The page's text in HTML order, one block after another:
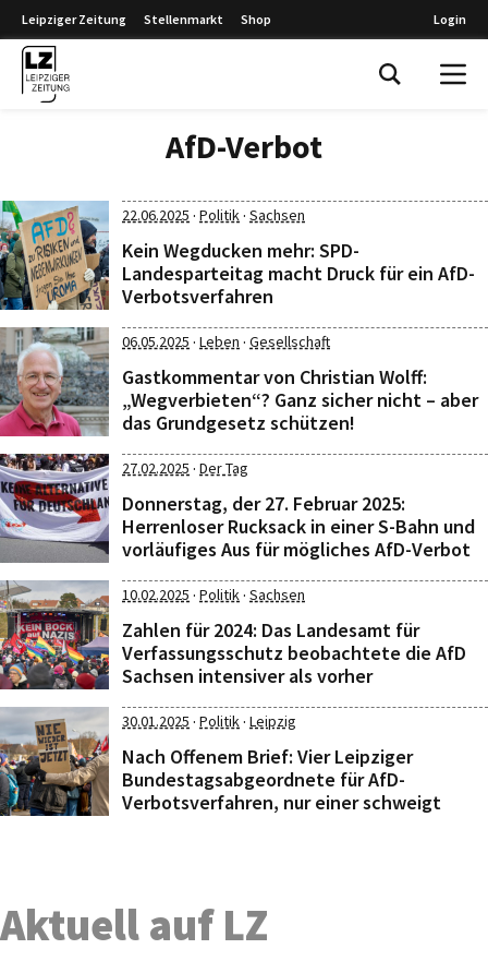
Leipziger Zeitung Stellenmarkt Shop Login
AfD-Verbot
22.06.2025 · Politik· Sachsen
Kein Wegducken mehr: SPD-
Landesparteitag macht Druck für ein AfD-
Verbotsverfahren
06.05.2025 · Leben · Gesellschaft
Gastkommentar von Christian Wolff:
„Wegverbieten“? Ganz sicher nicht – aber
das Grundgesetz schützen!
27.02.2025 · Der Tag
Donnerstag, der 27. Februar 2025:
Herrenloser Rucksack in einer S-Bahn und
vorläufiges Aus für mögliches AfD-Verbot
10.02.2025 · Politik· Sachsen
Zahlen für 2024: Das Landesamt für
Verfassungsschutz beobachtete die AfD
Sachsen intensiver als vorher
30.01.2025 · Politik· Leipzig
Nach Offenem Brief: Vier Leipziger
Bundestagsabgeordnete für AfD-
Verbotsverfahren, nur einer schweigt
Aktuell auf LZ